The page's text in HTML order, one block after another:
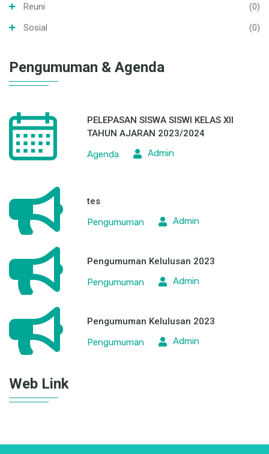
Reuni
(0)
Sosial
(0)
Pengumuman & Agenda
PELEPASAN SISWA SISWI KELAS XII
TAHUN AJARAN 2023/2024
Agenda
Admin
tes
Pengumuman
Admin
Pengumuman Kelulusan 2023
Pengumuman
Admin
Pengumuman Kelulusan 2023
Pengumuman
Admin
Web Link